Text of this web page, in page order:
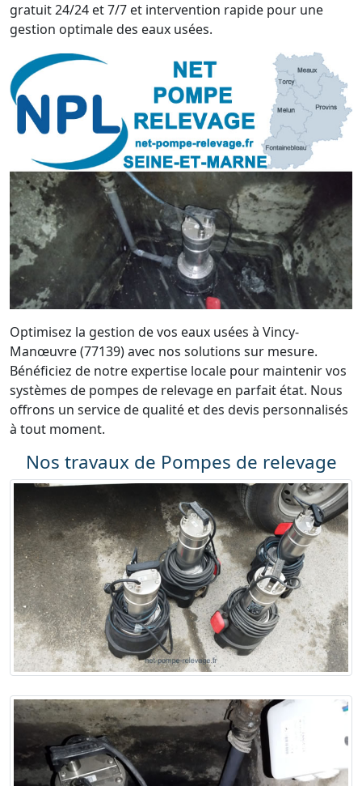
gratuit 24/24 et 7/7 et intervention rapide pour une
gestion optimale des eaux usées.
Optimisez la gestion de vos eaux usées à Vincy-
Manœuvre (77139) avec nos solutions sur mesure.
Bénéficiez de notre expertise locale pour maintenir vos
systèmes de pompes de relevage en parfait état. Nous
offrons un service de qualité et des devis personnalisés
à tout moment.
Nos travaux de Pompes de relevage